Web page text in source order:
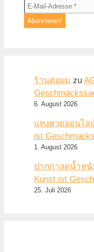
ร้านต่อผม zu
6. August 2026
แทงหวยออนไล
ist
1. August 2026
ปากกาลดน้ำหนั
Kunst ist
25. Juli 2026